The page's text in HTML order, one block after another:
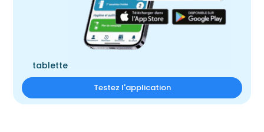
tablette
Testez l'application